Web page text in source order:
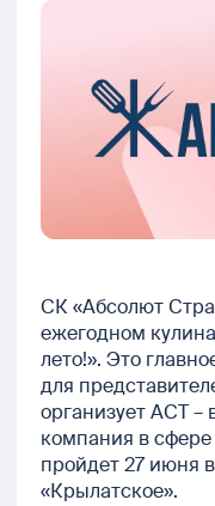
СК «Абсолют
ежегодном
лето!». Это
для
организует АСТ –
компания в
пройдет 27 июня
«Крылатское».